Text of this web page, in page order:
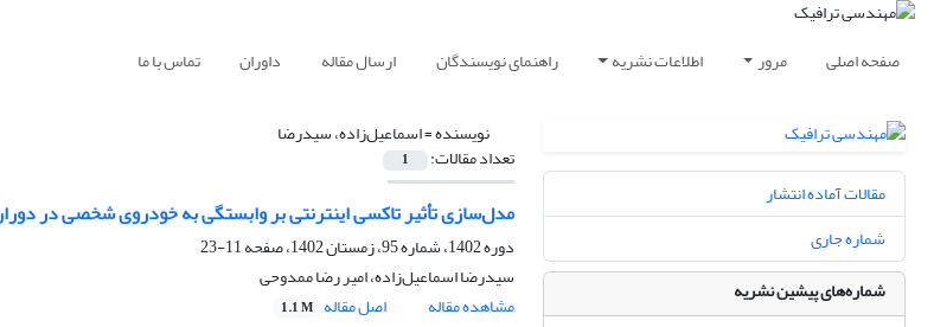
صفحه اصلی مرور اطلاعات نشریه راهنمای نویسندگان ارسال مقاله داوران تماس با ما
نویسنده =اسماعیل‌زاده، سیدرضا
تعداد مقالات: 1
مدل‌سازی تأثیر تاکسی اینترنتی بر وابستگی به خودروی شخصی در
دوره 1402، شماره 95، زمستان 1402، صفحه
11-23
سیدرضا اسماعیل‌زاده، امیر رضا ممدوحی
مشاهده مقاله
اصل مقاله 1.1 M
مقالات آماده انتشار
شماره جاری
شماره‌های پیشین نشریه